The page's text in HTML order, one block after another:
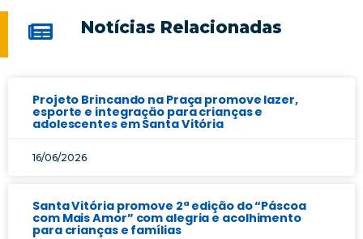
Notícias Relacionadas
Projeto Brincando na Praça promove lazer,
esporte e integração para crianças e
adolescentes em Santa Vitória
16/06/2026
Santa Vitória promove 2ª edição do “Páscoa
com Mais Amor” com alegria e acolhimento
para crianças e famílias